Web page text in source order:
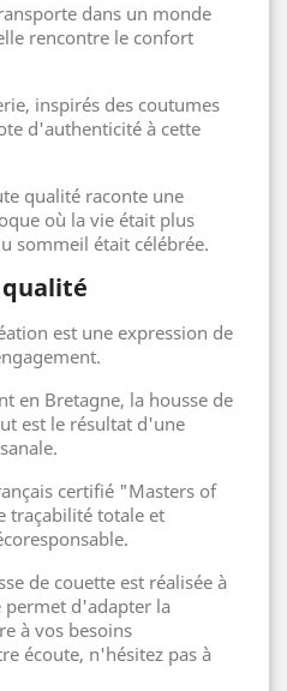
dans un monde
rencontre le confort
inspirés des coutumes
d'authenticité à cette
qualité raconte une
où la vie était plus
sommeil était célébrée.
qualité
est une expression de
en Bretagne, la housse de
est le résultat d'une
certifié "Masters of
traçabilité totale et
de couette est réalisée à
permet d'adapter la
à vos besoins
écoute, n'hésitez pas à